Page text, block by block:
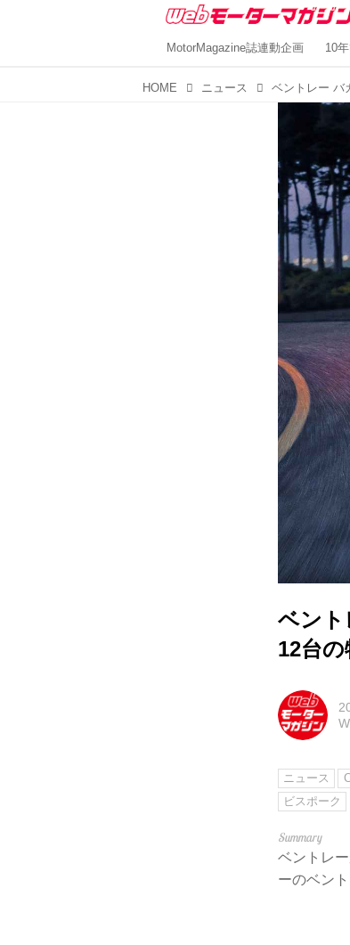
MotorMagazine誌連動企画 10
HOME ニュース
ベント
12台
ニュース
ビスポーク
ベントレ
ーのベン